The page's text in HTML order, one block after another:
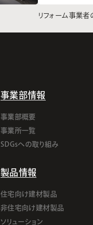
リフォーム事業
事業部情報
事業部概要
事業所一覧
SDGsへの取り組み
製品情報
住宅向け建材製品
非住宅向け建材製品
ソリューション